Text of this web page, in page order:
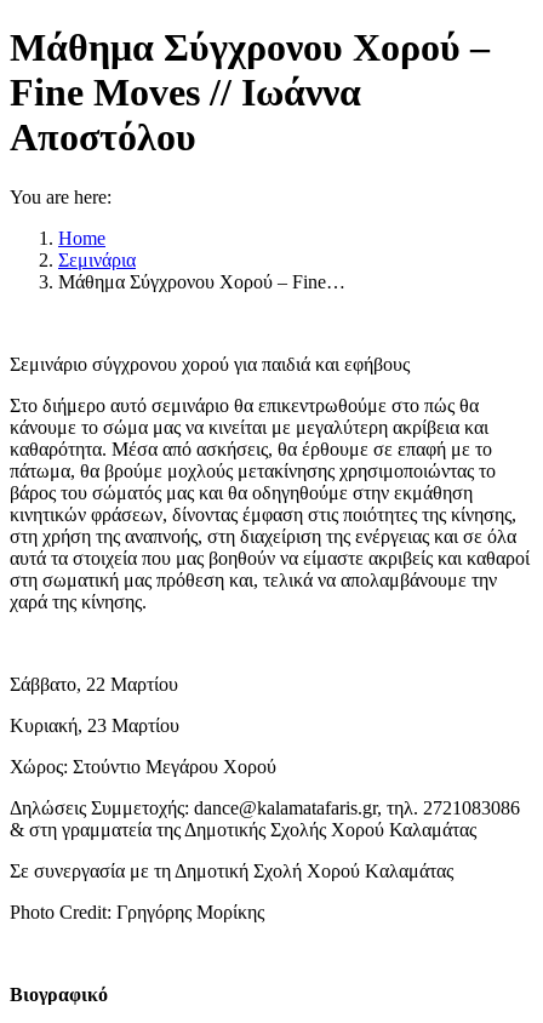
Μάθημα Σύγχρονου Χορού –
Fine Moves // Ιωάννα
Αποστόλου
You are here:
Home
Σεμινάρια
Μάθημα Σύγχρονου Χορού – Fine…
Σεμινάριο σύγχρονου χορού για παιδιά και εφήβους
Στο διήμερο αυτό σεμινάριο θα επικεντρωθούμε στο πώς θα
κάνουμε το σώμα μας να κινείται με μεγαλύτερη ακρίβεια και
καθαρότητα. Μέσα από ασκήσεις, θα έρθουμε σε επαφή με το
πάτωμα, θα βρούμε μοχλούς μετακίνησης χρησιμοποιώντας το
βάρος του σώματός μας και θα οδηγηθούμε στην εκμάθηση
κινητικών φράσεων, δίνοντας έμφαση στις ποιότητες της κίνησης,
στη χρήση της αναπνοής, στη διαχείριση της ενέργειας και σε όλα
αυτά τα στοιχεία που μας βοηθούν να είμαστε ακριβείς και καθαροί
στη σωματική μας πρόθεση και, τελικά να απολαμβάνουμε την
χαρά της κίνησης.
Σάββατο, 22 Μαρτίου
Κυριακή, 23 Μαρτίου
Χώρος: Στούντιο Μεγάρου Χορού
Δηλώσεις Συμμετοχής: dance@kalamatafaris.gr, τηλ. 2721083086
& στη γραμματεία της Δημοτικής Σχολής Χορού Καλαμάτας
Σε συνεργασία με τη Δημοτική Σχολή Χορού Kαλαμάτας
Photo Credit: Γρηγόρης Μορίκης
Βιογραφικό